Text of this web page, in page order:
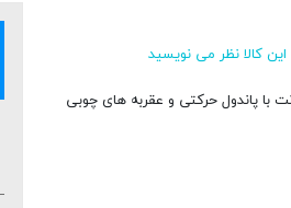
این کالا نظر می نویسید
طرح پاندا، سایز 70*38 سانت با پاندول حرکتی و عقربه های چوبی